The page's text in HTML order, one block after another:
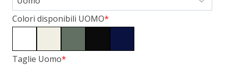
*
Colori disponibili UOMO
*
Taglie Uomo